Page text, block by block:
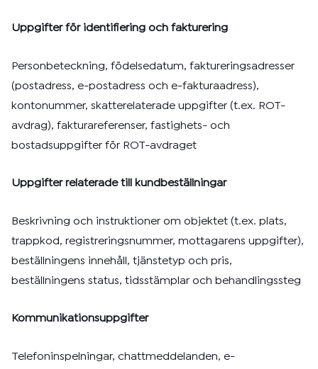
Uppgifter för identifiering och fakturering
Personbeteckning, födelsedatum, faktureringsadresser
(postadress, e-postadress och e-fakturaadress),
kontonummer, skatterelaterade uppgifter (t.ex. ROT-
avdrag), fakturareferenser, fastighets- och
bostadsuppgifter för ROT-avdraget
Uppgifter relaterade till kundbeställningar
Beskrivning och instruktioner om objektet (t.ex. plats,
trappkod, registreringsnummer, mottagarens uppgifter),
beställningens innehåll, tjänstetyp och pris,
beställningens status, tidsstämplar och behandlingssteg
Kommunikationsuppgifter
Telefoninspelningar, chattmeddelanden, e-